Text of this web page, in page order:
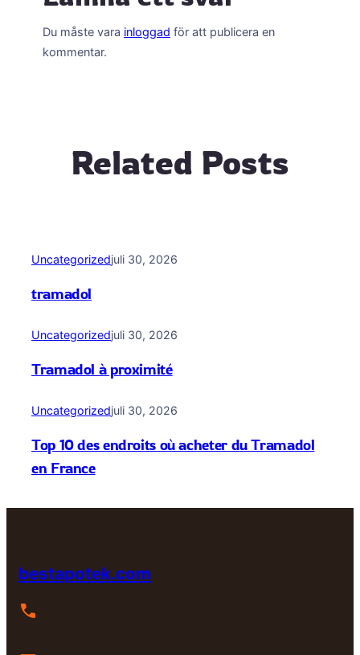
Du måste vara inloggad för att publicera en
kommentar.
Related Posts
Uncategorizedjuli 30, 2026
tramadol
Uncategorizedjuli 30, 2026
Tramadol à proximité
Uncategorizedjuli 30, 2026
Top 10 des endroits où acheter du Tramadol
en France
bestapotek.com